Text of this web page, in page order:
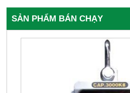
SẢN PHẨM BÁN CHẠY